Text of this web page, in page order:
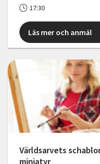
17:30
Läs mer och anmäl
Världsarvets
miniatyr